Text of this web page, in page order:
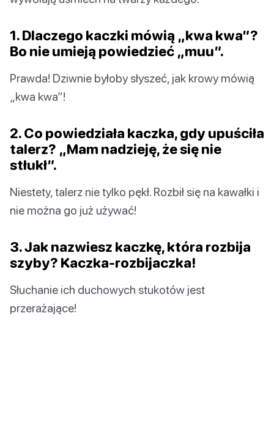
1. Dlaczego kaczki mówią „kwa kwa”?
Bo nie umieją powiedzieć „muu”.
Prawda! Dziwnie byłoby słyszeć, jak krowy mówią
„kwa kwa”!
2. Co powiedziała kaczka, gdy upuściła
talerz? „Mam nadzieję, że się nie
stłukł”.
Niestety, talerz nie tylko pękł. Rozbił się na kawałki i
nie można go już używać!
3. Jak nazwiesz kaczkę, która rozbija
szyby? Kaczka-rozbijaczka!
Słuchanie ich duchowych stukotów jest
przerażające!